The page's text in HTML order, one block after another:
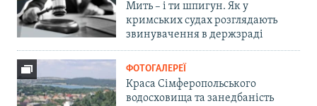
Мить – і ти шпигун. Як у
кримських судах розглядають
звинувачення в держзраді
ФОТОГАЛЕРЕЇ
Краса Сімферопольського
водосховища та занедбаність